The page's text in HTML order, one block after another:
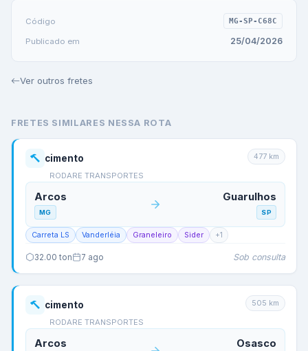
Código MG-SP-C68C
Publicado em 25/04/2026
Ver outros fretes
FRETES SIMILARES NESSA ROTA
cimento
RODARE TRANSPORTES
477 km
Arcos
MG
Guarulhos
SP
Carreta LS Vanderléia Graneleiro Sider +1
32.00 ton 7 ago Sob consulta
cimento
RODARE TRANSPORTES
505 km
Arcos Osasco